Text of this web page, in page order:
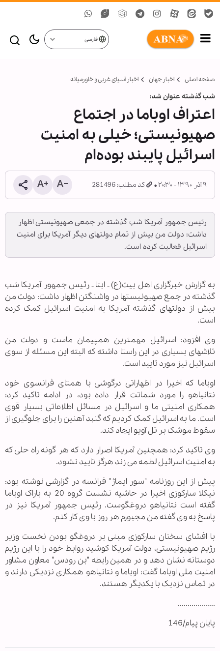
فارسی
صفحه اصلی اخبار جهان اخبار آسیای غربی و خاورمیانه
شب گذشته عنوان شد:
اعتراف اوباما در اجتماع
صهیونیستی؛ خیلی به امنیت
اسرائیل پایبند بوده‌ام
۹ آذر ۱۳۹۰ - ۲۰:۳۰ کد مطلب: 281496
رئیس جمهور آمریکا شب گذشته در جمعی صهیونیستی اظهار
داشت: دولت من بیش از تمام دولتهای دیگر آمریکا برای امنیت
اسرائیل فعالیت کرده است.
به گزارش خبرگزاری اهل بیت(ع) ـ ابنا ـ رئیس جمهور آمریکا شب
گذشته در جمع صهیونیستها در واشنگتن اظهار داشت: دولت من
بیش از دولتهای گذشته آمریکا به امنیت اسرائیل کمک کرده
است.
وی افزود: اسرائیل مهمترین همپیمان ماست و دولت من
تلاشهای بسیاری در این راستا داشته که البته این مسئله از سوی
اسرائیل نیز مورد تایید است.
اوباما که اخیرا در اظهاراتی درگوشی با همتای فرانسوی خود
نتانیاهو را مورد شماتت قرار داده بود، در ادامه تاکید کرد:
همکاری امنیتی ما و اسرائیل در مسائل اطلاعاتی بسیار قوی
است. ما به اسرائیل کمک کردیم که گنبد آهنین را برای جلوگیری از
سقوط موشک بر تل آویو ایجاد کند.
وی تاکید کرد: همچنین آمریکا اصرار دارد که هر گونه راه حلی که
به امنیت اسرائیل لطمه می زند هرگز تایید نشود.
پیش از این روزنامه "سور ایماژ" فرانسه در گزارشی نوشته بود:
نیکلا سارکوزی اخیرا در حاشیه نشست گروه 20 به باراک اوباما
گفته است نتانیاهو دروغگوست. رئیس جمهور آمریکا نیز در
پاسخ به وی گفته من مجبورم هر روز با وی کار کنم.
با افشای سخنان سارکوزی مبنی بر دروغگو بودن نخست وزیر
رژیم صهیونیستی، دولت آمریکا کوشید روابط خود را با این رژیم
دوستانه نشان دهد و در همین رابطه "بن رودس" معاون مشاور
امنیت ملی اوباما گفت: اوباما و نتانیاهو همکاری نزدیکی دارند و
در تماس نزدیک با یکدیگر هستند.
...................
پایان پیام/146